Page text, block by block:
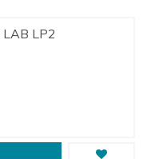
LAB LP2